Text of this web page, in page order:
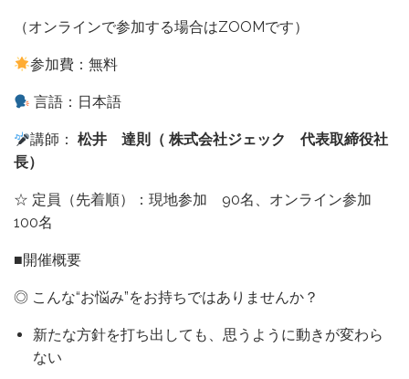
（オンラインで参加する場合はZOOMです）
参加費：無料
言語：日本語
講師：松井 達則（株式会社ジェック 代表取締役社
長）
☆ 定員（先着順）：現地参加 90名、オンライン参加
100名
■開催概要
◎ こんな“お悩み”をお持ちではありませんか？
新たな方針を打ち出しても、思うように動きが変わら
ない